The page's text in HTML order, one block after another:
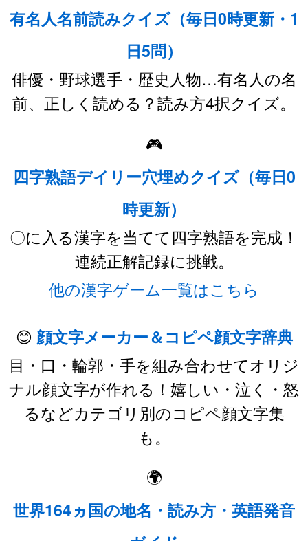
有名人名前読みクイズ（毎日0時更新・1
日5問）
俳優・野球選手・歴史人物…有名人の名
前、正しく読める？読み方4択クイズ。
🎮
四字熟語デイリー穴埋めクイズ（毎日0
時更新）
〇に入る漢字を当てて四字熟語を完成！
連続正解記録に挑戦。
他の漢字ゲーム一覧はこちら
😊 顔文字メーカー＆コピペ顔文字辞典
目・口・輪郭・手を組み合わせてオリジ
ナル顔文字が作れる！嬉しい・泣く・怒
るなどカテゴリ別のコピペ顔文字集
も。
🌍
世界164ヵ国の地名・読み方・英語発音